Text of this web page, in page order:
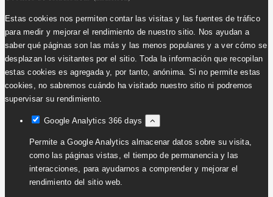
Estas cookies nos permiten contar las visitas y las fuentes de tráfico
para medir y mejorar el rendimiento de nuestro sitio. Nos ayudan a
saber qué páginas son las más y las menos populares y a ver cómo se
desplazan los visitantes por el sitio. Toda la información que recopilan
estas cookies es agregada y, por tanto, anónima. Si no permite estas
cookies, no sabremos cuándo ha visitado nuestro sitio ni podremos
supervisar su rendimiento.
Google Analytics366 days
Permite a Google Analytics almacenar datos sobre su visita,
como las páginas vistas, el tiempo de permanencia y las
interacciones, para ayudarnos a comprender y mejorar el
rendimiento del sitio web.